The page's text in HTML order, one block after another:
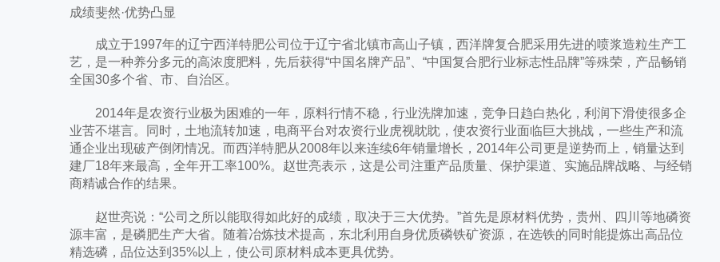
成绩斐然·优势凸显
成立于1997年的辽宁西洋特肥公司位于辽宁省北镇市高山子镇，西洋牌复合肥采用先进的喷浆造粒生产工
艺，是一种养分多元的高浓度肥料，先后获得“中国名牌产品”、“中国复合肥行业标志性品牌”等殊荣，产品畅销
全国30多个省、市、自治区。
2014年是农资行业极为困难的一年，原料行情不稳，行业洗牌加速，竞争日趋白热化，利润下滑使很多企
业苦不堪言。同时，土地流转加速，电商平台对农资行业虎视眈眈，使农资行业面临巨大挑战，一些生产和流
通企业出现破产倒闭情况。而西洋特肥从2008年以来连续6年销量增长，2014年公司更是逆势而上，销量达到
建厂18年来最高，全年开工率100%。赵世亮表示，这是公司注重产品质量、保护渠道、实施品牌战略、与经销
商精诚合作的结果。
赵世亮说：“公司之所以能取得如此好的成绩，取决于三大优势。”首先是原材料优势，贵州、四川等地磷资
源丰富，是磷肥生产大省。随着冶炼技术提高，东北利用自身优质磷铁矿资源，在选铁的同时能提炼出高品位
精选磷，品位达到35%以上，使公司原材料成本更具优势。